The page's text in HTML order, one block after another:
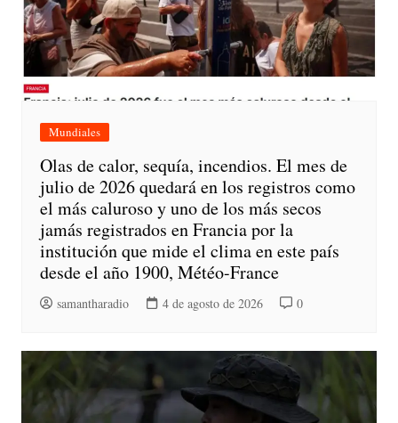
Mundiales
Olas de calor, sequía, incendios. El mes de
julio de 2026 quedará en los registros como
el más caluroso y uno de los más secos
jamás registrados en Francia por la
institución que mide el clima en este país
desde el año 1900, Météo-France
samantharadio 4 de agosto de 2026 0